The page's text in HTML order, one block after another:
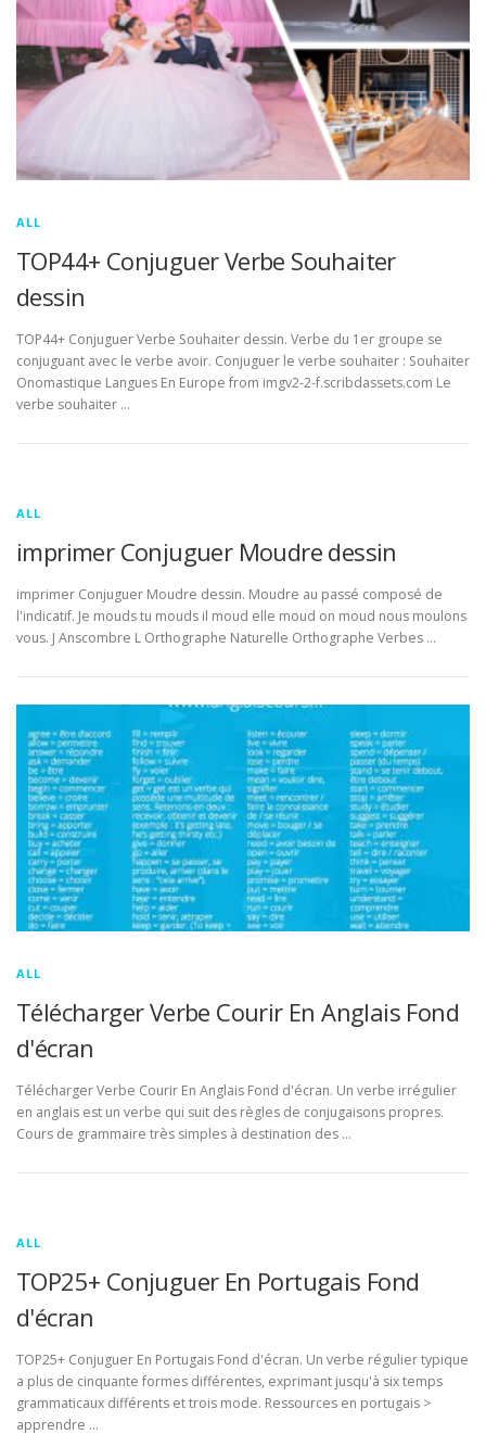
ALL
TOP44+ Conjuguer Verbe Souhaiter
dessin
TOP44+ Conjuguer Verbe Souhaiter dessin. Verbe du 1er groupe se
conjuguant avec le verbe avoir. Conjuguer le verbe souhaiter : Souhaiter
Onomastique Langues En Europe from imgv2-2-f.scribdassets.com Le
verbe souhaiter …
ALL
imprimer Conjuguer Moudre dessin
imprimer Conjuguer Moudre dessin. Moudre au passé composé de
l'indicatif. Je mouds tu mouds il moud elle moud on moud nous moulons
vous. J Anscombre L Orthographe Naturelle Orthographe Verbes …
ALL
Télécharger Verbe Courir En Anglais Fond
d'écran
Télécharger Verbe Courir En Anglais Fond d'écran. Un verbe irrégulier
en anglais est un verbe qui suit des règles de conjugaisons propres.
Cours de grammaire très simples à destination des …
ALL
TOP25+ Conjuguer En Portugais Fond
d'écran
TOP25+ Conjuguer En Portugais Fond d'écran. Un verbe régulier typique
a plus de cinquante formes différentes, exprimant jusqu'à six temps
grammaticaux différents et trois mode. Ressources en portugais >
apprendre …